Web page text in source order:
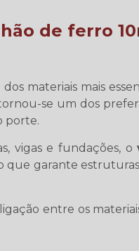
de ferro
materiais mais
se um dos
porte.
vigas e fundações, o
que garante
entre os